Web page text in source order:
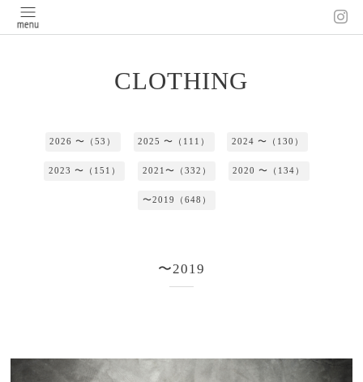
CLOTHING
2026 〜（53） 2025 〜（111） 2024 〜（130）
2023 〜（151） 2021〜（332） 2020 〜（134）
〜2019（648）
〜2019